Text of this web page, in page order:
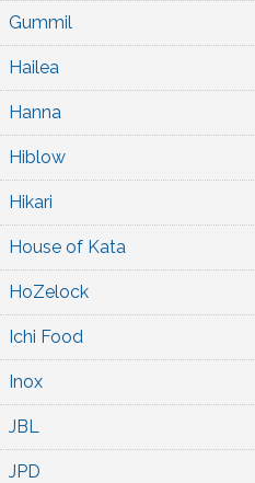
Gummil
Hailea
Hanna
Hiblow
Hikari
House of Kata
HoZelock
Ichi Food
Inox
JBL
JPD